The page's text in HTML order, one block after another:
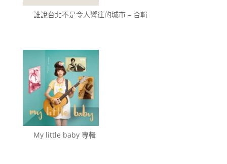
誰說台北不是令人響往的城市 – 合輯
My little baby 專輯